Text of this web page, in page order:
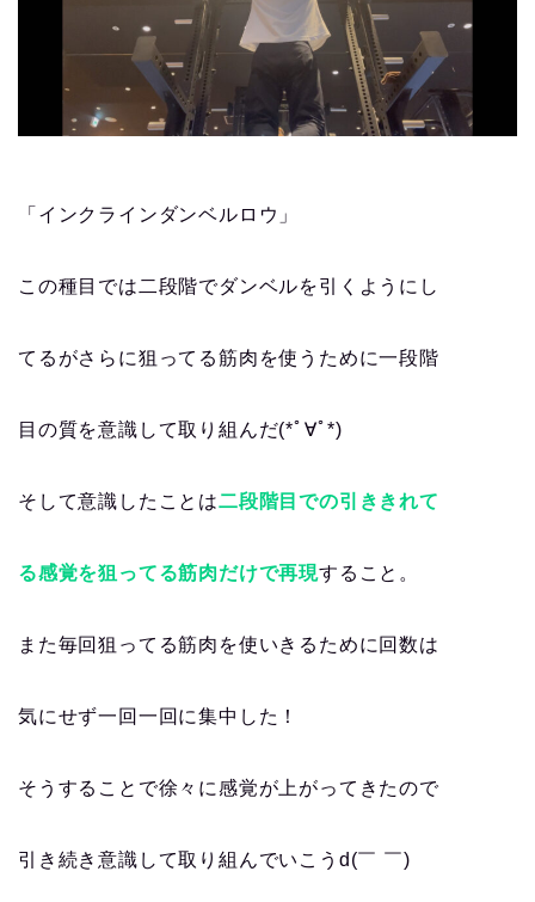
「インクラインダンベルロウ」
この種目では二段階でダンベルを引くようにし
てるがさらに狙ってる筋肉を使うために一段階
目の質を意識して取り組んだ(*ﾟ∀ﾟ*)
そして意識したことは二段階目での引ききれて
る感覚を狙ってる筋肉だけで再現すること。
また毎回狙ってる筋肉を使いきるために回数は
気にせず一回一回に集中した！
そうすることで徐々に感覚が上がってきたので
引き続き意識して取り組んでいこうd(￣ ￣)